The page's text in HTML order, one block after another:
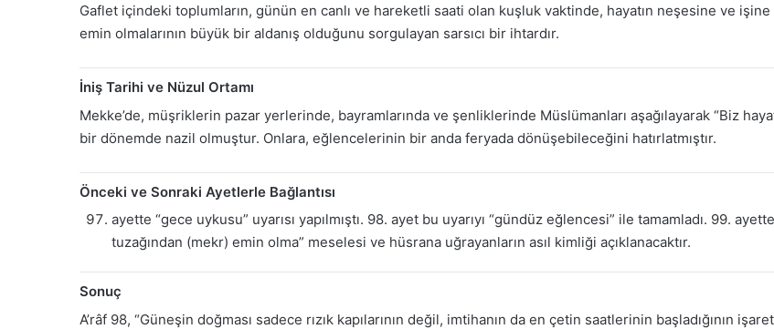
Gaflet içindeki toplumların, günün en canlı ve hareketli saati olan kuşluk vaktinde, hayatın neşesine ve işine
emin olmalarının büyük bir aldanış olduğunu sorgulayan sarsıcı bir ihtardır.
İniş Tarihi ve Nüzul Ortamı
Mekke’de, müşriklerin pazar yerlerinde, bayramlarında ve şenliklerinde Müslümanları aşağılayarak “Biz
bir dönemde nazil olmuştur. Onlara, eğlencelerinin bir anda feryada dönüşebileceğini hatırlatmıştır.
Önceki ve Sonraki Ayetlerle Bağlantısı
ayette “gece uykusu” uyarısı yapılmıştı. 98. ayet bu uyarıyı “gündüz eğlencesi” ile tamamladı. 99.
tuzağından (mekr) emin olma” meselesi ve hüsrana uğrayanların asıl kimliği açıklanacaktır.
Sonuç
A’râf 98, “Güneşin doğması sadece rızık kapılarının değil, imtihanın da en çetin saatlerinin başladığının